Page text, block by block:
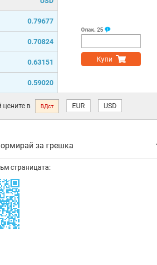
0.79677
0.70824
0.63151
0.59020
Опак. 25
Купи
цените в ВДст EUR USD
за грешка
страницата: